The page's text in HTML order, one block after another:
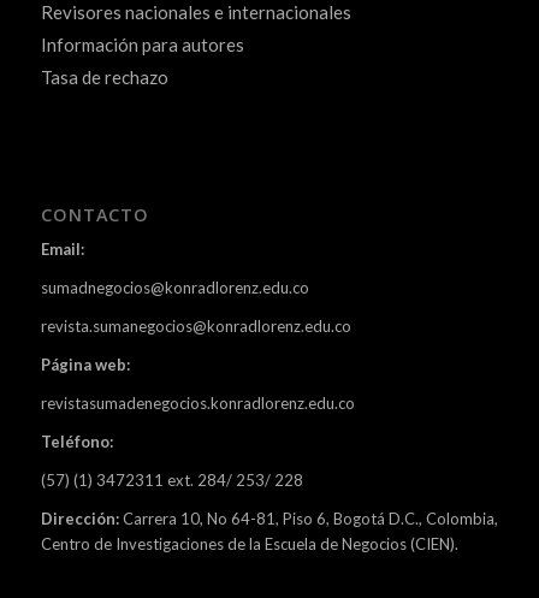
Revisores nacionales e internacionales
Información para autores
Tasa de rechazo
CONTACTO
Email:
sumadnegocios@konradlorenz.edu.co
revista.sumanegocios@konradlorenz.edu.co
Página web:
revistasumadenegocios.konradlorenz.edu.co
Teléfono:
(57) (1) 3472311 ext. 284/ 253/ 228
Dirección:Carrera 10, No 64-81, Piso 6, Bogotá D.C., Colombia,
Centro de Investigaciones de la Escuela de Negocios (CIEN).